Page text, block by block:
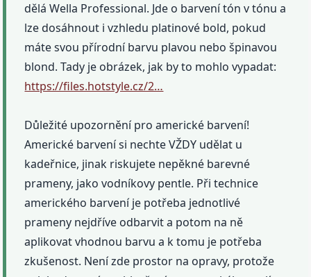
dělá Wella Professional. Jde o barvení tón v tónu a
lze dosáhnout i vzhledu platinové bold, pokud
máte svou přírodní barvu plavou nebo špinavou
blond. Tady je obrázek, jak by to mohlo vypadat:
https://files.hotstyle.cz/2…
Důležité upozornění pro americké barvení!
Americké barvení si nechte VŽDY udělat u
kadeřnice, jinak riskujete nepěkné barevné
prameny, jako vodníkovy pentle. Při technice
amerického barvení je potřeba jednotlivé
prameny nejdříve odbarvit a potom na ně
aplikovat vhodnou barvu a k tomu je potřeba
zkušenost. Není zde prostor na opravy, protože